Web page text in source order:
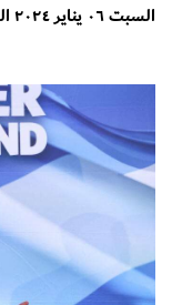
السبت ٠٦ يناير ٢٠٢٤ الساعة ١٢:٣٢ مساءً